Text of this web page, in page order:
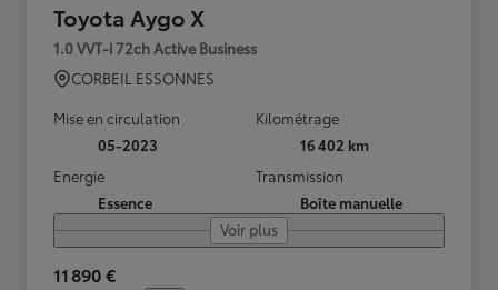
Toyota Aygo X
1.0 VVT-i 72ch Active Business
CORBEIL ESSONNES
Mise en circulation
05-2023
Kilométrage
16 402 km
Energie
Essence
Transmission
Boîte manuelle
Voir plus
11 890 €